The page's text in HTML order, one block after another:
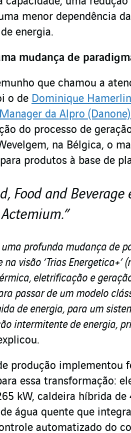
menor dependência
energia.
mudança de
que chamou a
o de Dominique
da Alpro (Danone)
do processo de
na Bélgica, o
produtos à base de
Food and
uma profunda mudança de
na visão ‘Trias Energetica+’
eletrificação e
passar de um modelo
de energia, para um
intermitente de energia,
produção implementou
essa transformação:
kW, caldeira híbrida de
água quente que
automatizado do